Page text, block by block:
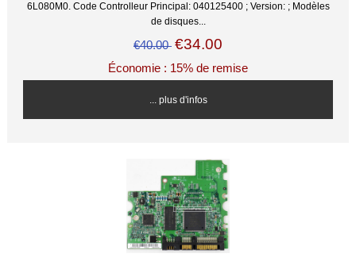
6L080M0. Code Controlleur Principal: 040125400 ; Version: ; Modèles
de disques...
€40.00 €34.00
Économie : 15% de remise
... plus d'infos